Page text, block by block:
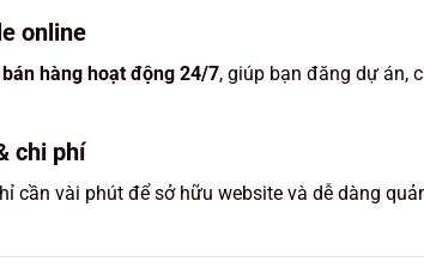
online
hàng hoạt động 24/7, giúp bạn đăng dự án,
chi phí
cần vài phút để sở hữu website và dễ dàng